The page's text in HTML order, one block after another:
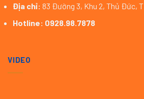
Địa chỉ: 83 Đường 3, Khu 2, Thủ Đức,
Hotline: 0928.98.7878
VIDEO